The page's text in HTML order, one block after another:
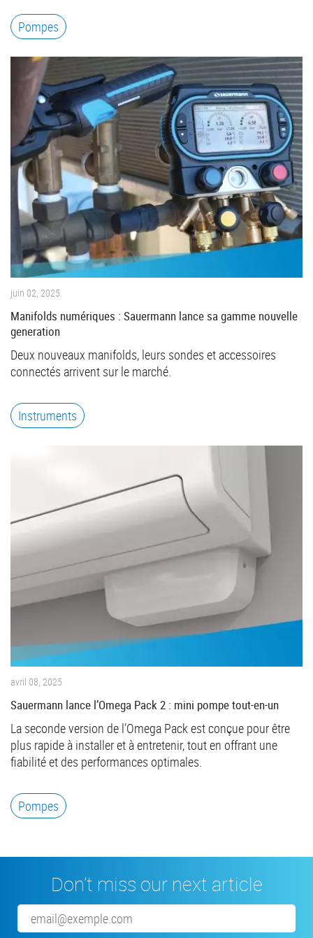
Pompes
juin 02, 2025
Manifolds numériques : Sauermann lance sa gamme nouvelle
generation
Deux nouveaux manifolds, leurs sondes et accessoires
connectés arrivent sur le marché.
Instruments
avril 08, 2025
Sauermann lance l’Omega Pack 2 : mini pompe tout-en-un
La seconde version de l’Omega Pack est conçue pour être
plus rapide à installer et à entretenir, tout en offrant une
fiabilité et des performances optimales.
Pompes
Don’t miss our next article
Email